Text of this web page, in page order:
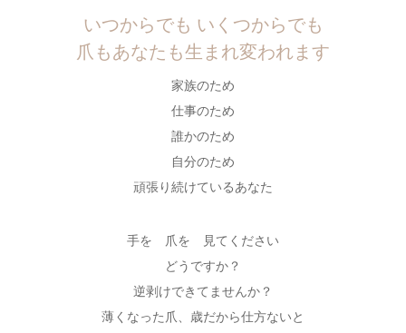
いつからでも いくつからでも
爪もあなたも生まれ変われます
家族のため
仕事のため
誰かのため
自分のため
頑張り続けているあなた
手を 爪を 見てください
どうですか？
逆剥けできてませんか？
薄くなった爪、歳だから仕方ないと